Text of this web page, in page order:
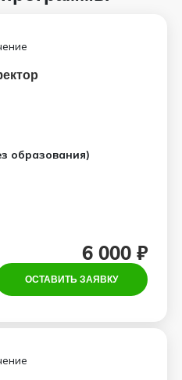
образования)
6 000 ₽
ОСТАВИТЬ ЗАЯВКУ